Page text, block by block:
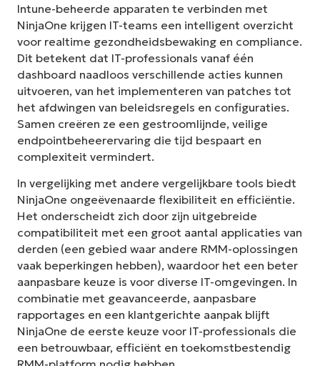
Intune-beheerde apparaten te verbinden met
NinjaOne krijgen IT-teams een intelligent overzicht
voor realtime gezondheidsbewaking en compliance.
Dit betekent dat IT-professionals vanaf één
dashboard naadloos verschillende acties kunnen
uitvoeren, van het implementeren van patches tot
het afdwingen van beleidsregels en configuraties.
Samen creëren ze een gestroomlijnde, veilige
endpointbeheerervaring die tijd bespaart en
complexiteit vermindert.
In vergelijking met andere vergelijkbare tools biedt
NinjaOne ongeëvenaarde flexibiliteit en efficiëntie.
Het onderscheidt zich door zijn uitgebreide
compatibiliteit met een groot aantal applicaties van
derden (een gebied waar andere RMM-oplossingen
vaak beperkingen hebben), waardoor het een beter
aanpasbare keuze is voor diverse IT-omgevingen. In
combinatie met geavanceerde, aanpasbare
rapportages en een klantgerichte aanpak blijft
NinjaOne de eerste keuze voor IT-professionals die
een betrouwbaar, efficiënt en toekomstbestendig